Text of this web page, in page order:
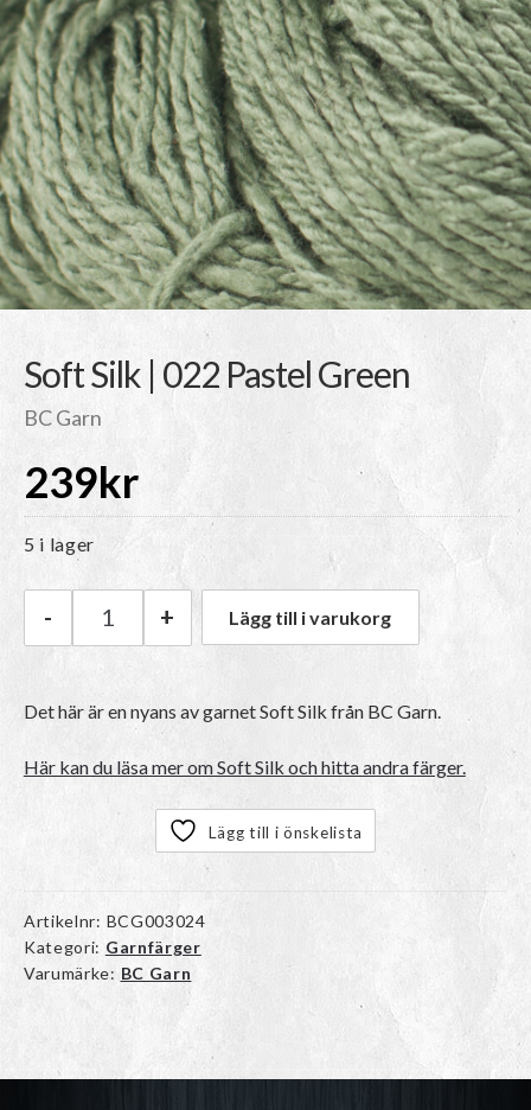
Soft Silk | 022 Pastel Green
BC Garn
239kr
5 i lager
BC Garn Soft Silk | 022 Pastel Green mängd
- + Lägg till i varukorg
Det här är en nyans av garnet Soft Silk från BC Garn.
Här kan du läsa mer om Soft Silk och hitta andra färger.
Lägg till i önskelista
Artikelnr: BCG003024
Kategori: Garnfärger
Varumärke: BC Garn